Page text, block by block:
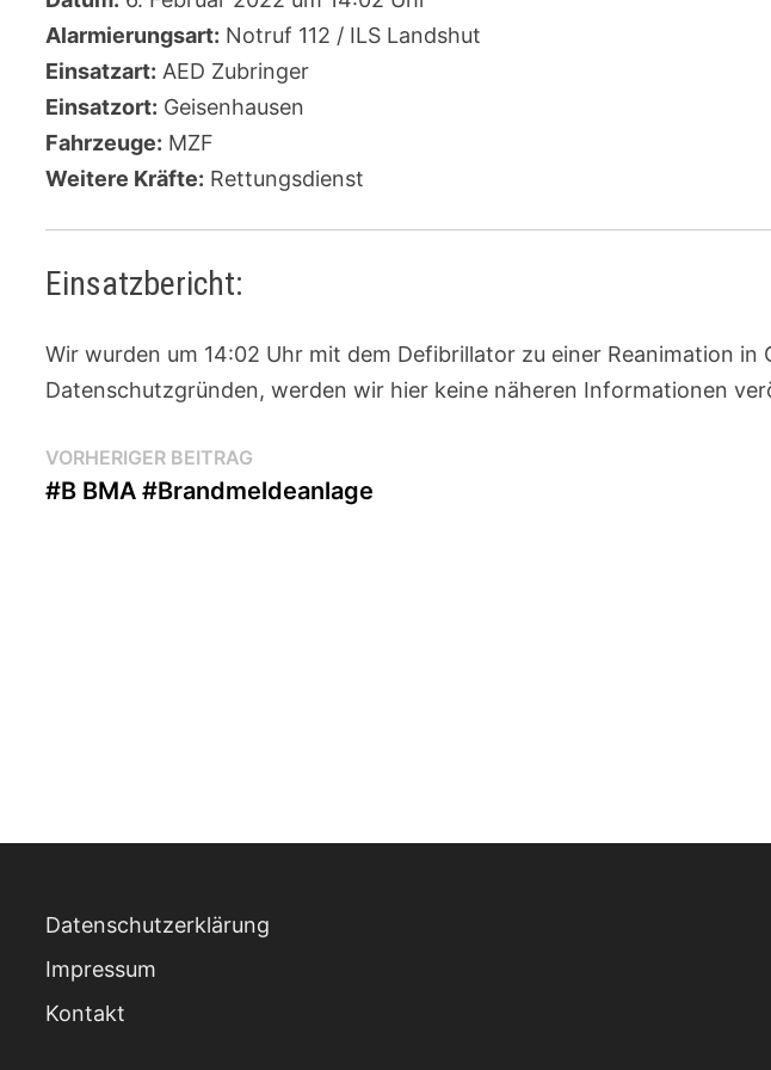
Alarmierungsart: Notruf 112 / ILS Landshut
Einsatzart: AED Zubringer
Einsatzort: Geisenhausen
Fahrzeuge: MZF
Weitere Kräfte: Rettungsdienst
Einsatzbericht:
Wir wurden um 14:02 Uhr mit dem Defibrillator zu einer Reanimation in
Datenschutzgründen, werden wir hier keine näheren Informationen
Beitragsnavigation
VORHERIGER BEITRAG
Beitrag:
#B BMA #Brandmeldeanlage
Datenschutzerklärung
Impressum
Kontakt